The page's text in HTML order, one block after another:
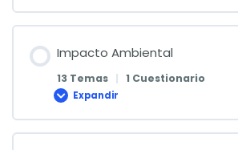
Impacto Ambiental
13 Temas | 1 Cuestionario
Expandir
Impacto